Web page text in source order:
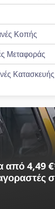
Κοπής
Μεταφοράς
από 4,49 €